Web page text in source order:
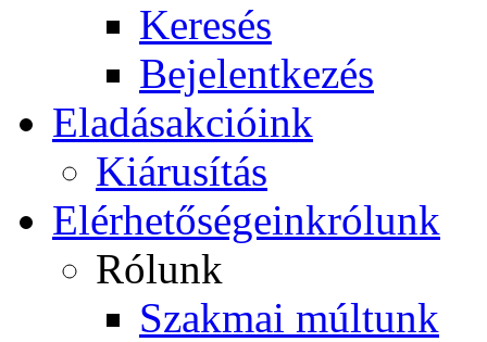
Keresés
Bejelentkezés
Eladásakcióink
Kiárusítás
Elérhetőségeinkrólunk
Rólunk
Szakmai múltunk